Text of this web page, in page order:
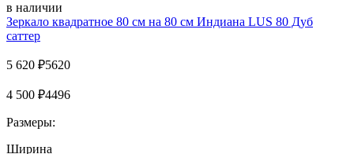
в наличии
Зеркало квадратное 80 см на 80 см Индиана LUS 80 Дуб
саттер
5 620 ₽5620
4 500 ₽4496
Размеры:
Ширина